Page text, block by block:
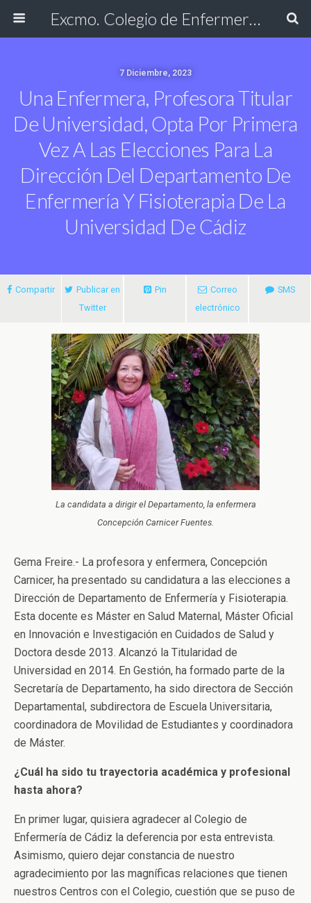
Excmo. Colegio de Enfermería de Cádiz
7 Diciembre, 2023
Una Enfermera, Profesora Titular
De Universidad, Opta Por Primera
Vez A Las Elecciones Para La
Dirección Del Departamento De
Enfermería Y Fisioterapia De La
Universidad De Cádiz
Compartir
Publicar en
Twitter
Pin
Correo
electrónico
SMS
La candidata a dirigir el Departamento, la enfermera
Concepción Carnicer Fuentes.
Gema Freire.- La profesora y enfermera, Concepción
Carnicer, ha presentado su candidatura a las elecciones a
Dirección de Departamento de Enfermería y Fisioterapia.
Esta docente es Máster en Salud Maternal, Máster Oficial
en Innovación e Investigación en Cuidados de Salud y
Doctora desde 2013. Alcanzó la Titularidad de
Universidad en 2014. En Gestión, ha formado parte de la
Secretaría de Departamento, ha sido directora de Sección
Departamental, subdirectora de Escuela Universitaria,
coordinadora de Movilidad de Estudiantes y coordinadora
de Máster.
¿Cuál ha sido tu trayectoria académica y profesional
hasta ahora?
En primer lugar, quisiera agradecer al Colegio de
Enfermería de Cádiz la deferencia por esta entrevista.
Asimismo, quiero dejar constancia de nuestro
agradecimiento por las magníficas relaciones que tienen
nuestros Centros con el Colegio, cuestión que se puso de